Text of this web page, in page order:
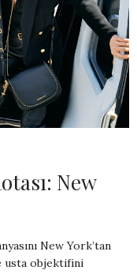
New
New York’tan
usta objektifini